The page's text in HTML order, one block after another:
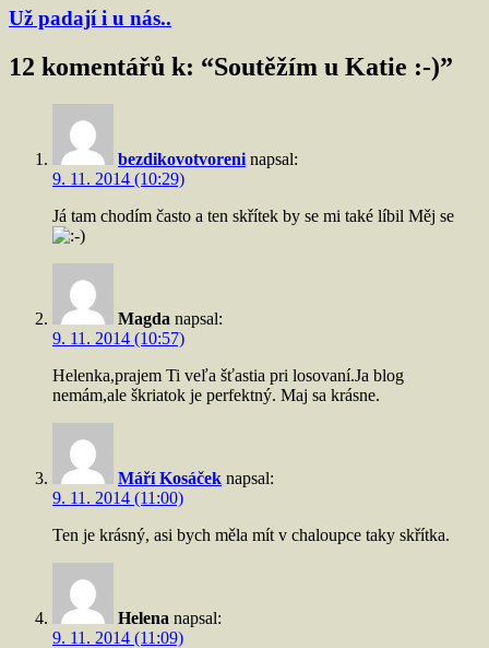
Už padají i u nás..
12 komentářů k: “Soutěžím u Katie :-)”
bezdikovotvoreni napsal:
9. 11. 2014 (10:29)
Já tam chodím často a ten skřítek by se mi také líbil Měj se
Magda napsal:
9. 11. 2014 (10:57)
Helenka,prajem Ti veľa šťastia pri losovaní.Ja blog
nemám,ale škriatok je perfektný. Maj sa krásne.
Máří Kosáček napsal:
9. 11. 2014 (11:00)
Ten je krásný, asi bych měla mít v chaloupce taky skřítka.
Helena napsal:
9. 11. 2014 (11:09)